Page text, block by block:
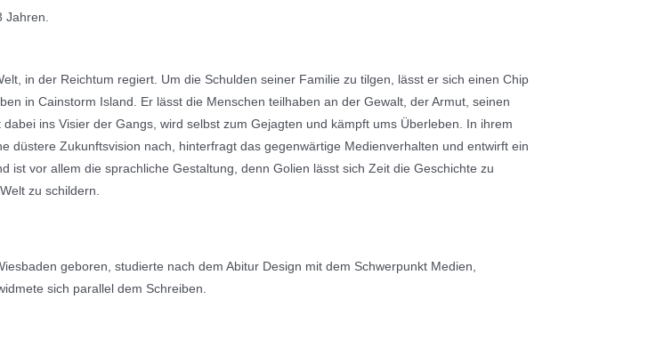
Jahren.
in der Reichtum regiert. Um die Schulden seiner Familie zu tilgen, lässt er sich einen Chip
in Cainstorm Island. Er lässt die Menschen teilhaben an der Gewalt, der Armut, seinen
ins Visier der Gangs, wird selbst zum Gejagten und kämpft ums Überleben. In ihrem
düstere Zukunftsvision nach, hinterfragt das gegenwärtige Medienverhalten und entwirft ein
ist vor allem die sprachliche Gestaltung, denn Golien lässt sich Zeit die Geschichte zu
zu schildern.
geboren, studierte nach dem Abitur Design mit dem Schwerpunkt Medien,
sich parallel dem Schreiben.